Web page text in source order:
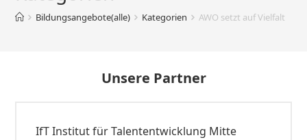
Bildungsangebote(alle) Kategorien AWO setzt auf Vielfalt
Unsere Partner
IfT Institut für Talententwicklung Mitte